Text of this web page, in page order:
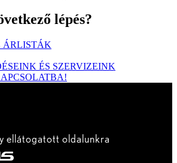
lépés?
ÁRLISTÁK
ÉS SZERVIZEINK
ellátogatott oldalunkra